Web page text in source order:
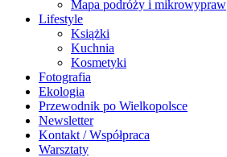
Mapa podróży i mikrowypraw
Lifestyle
Książki
Kuchnia
Kosmetyki
Fotografia
Ekologia
Przewodnik po Wielkopolsce
Newsletter
Kontakt / Współpraca
Warsztaty